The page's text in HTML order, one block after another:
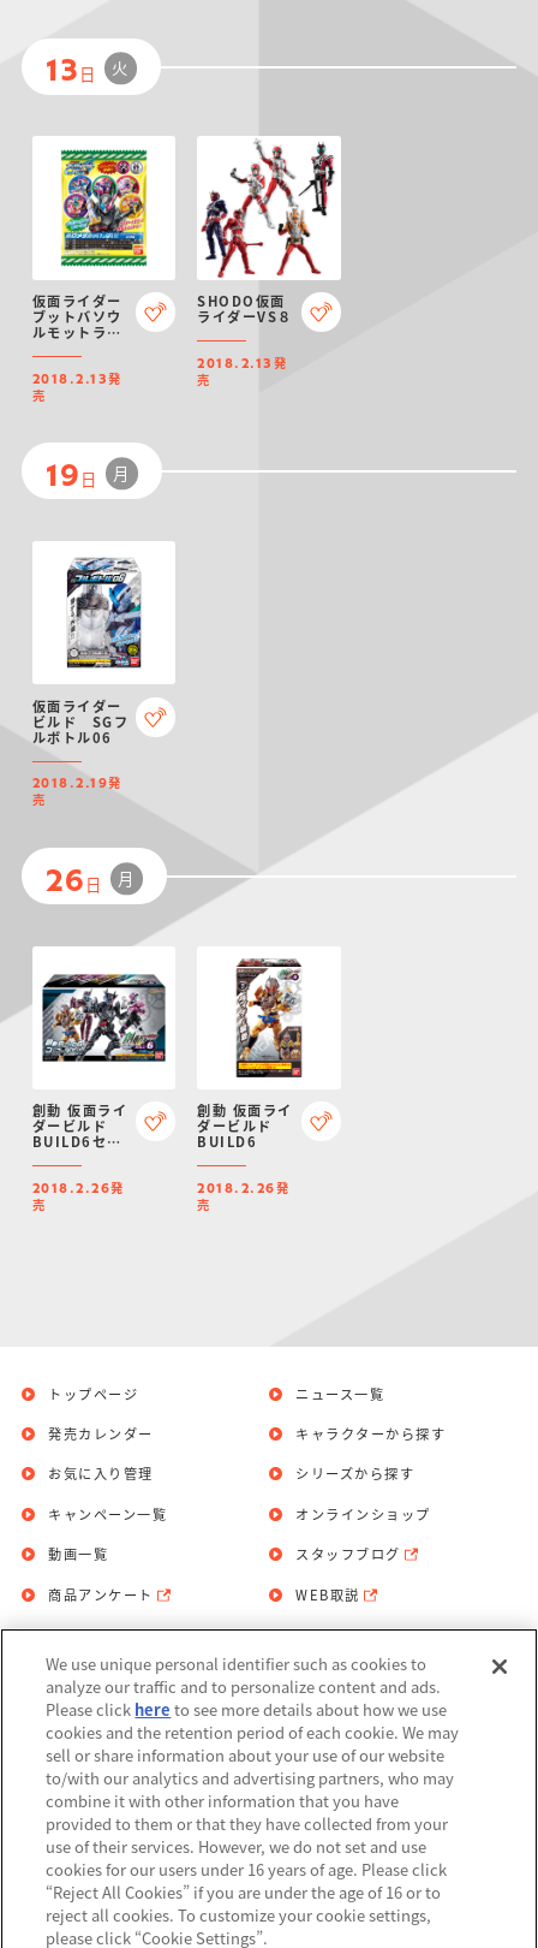
13 日 火
仮面ライダー
ブットバソウ
ルモットラム
2018.2.13発
売
SHODO仮面
ライダーVS８
2018.2.13 発
売
19 日 月
仮面ライダー
ビルド SGフ
ルボトル06
2018.2.19発
売
26 日 月
創動 仮面ライ
ダービルド
BUILD6セッ
2018.2.26発
売
創動 仮面ライ
ダービルド
BUILD6
2018.2.26発
売
トップページ
発売カレンダー
お気に入り管理
ニュース一覧
キャラクターから探す
シリーズから探す
キャンペーン一覧
動画一覧
商品アンケート
オンラインショップ
スタッフブログ
WEB取説
お問い合わせ 個人情報保護方針
利用規約
Do Not Sell or Share My Personal
Information
アレルギー情報
We use unique personal identifier such as cookies to
analyze our traffic and to personalize content and ads.
Please click here to see more details about how we use
cookies and the retention period of each cookie. We may
sell or share information about your use of our website
to/with our analytics and advertising partners, who may
combine it with other information that you have
provided to them or that they have collected from your
use of their services. However, we do not set and use
cookies for our users under 16 years of age. Please click
“Reject All Cookies” if you are under the age of 16 or to
reject all cookies. To customize your cookie settings,
please click “Cookie Settings”.